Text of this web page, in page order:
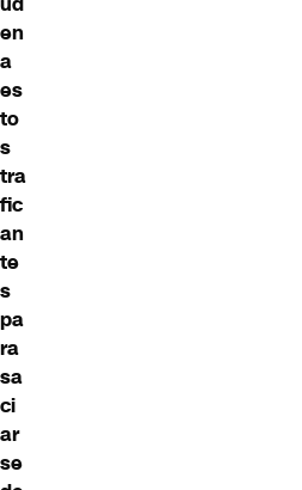
en
a
es
to
s
tra
fic
an
te
s
pa
ra
sa
ci
ar
se